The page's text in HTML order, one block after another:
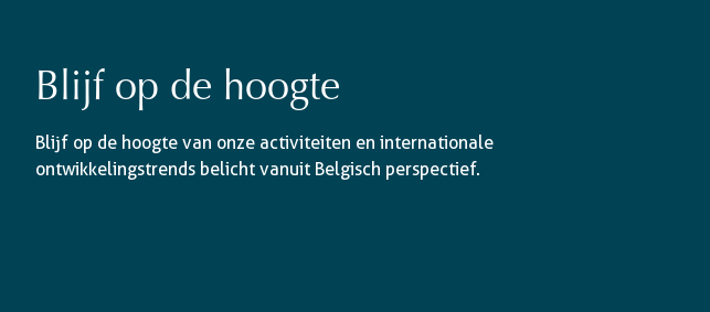
Blijf op de hoogte
Blijf op de hoogte van onze activiteiten en internationale
ontwikkelingstrends belicht vanuit Belgisch perspectief.